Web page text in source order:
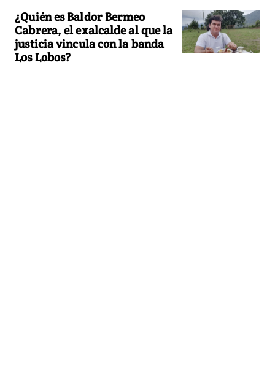
¿Quién es Baldor Bermeo
Cabrera, el exalcalde al que la
justicia vincula con la banda
Los Lobos?